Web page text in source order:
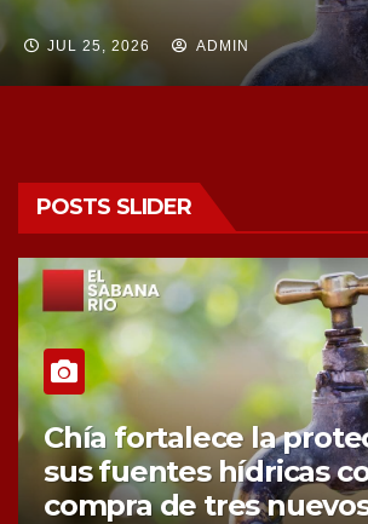
JUL 25, 2026 ADMIN
POSTS SLIDER
Chía fortalece la
sus fuentes hídricas
compra de tres